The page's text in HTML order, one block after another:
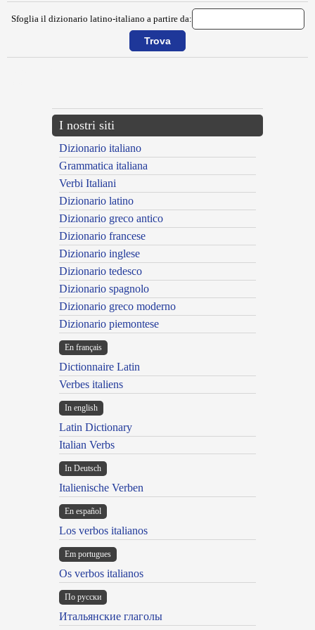
Sfoglia il dizionario latino-italiano a partire da:
I nostri siti
Dizionario italiano
Grammatica italiana
Verbi Italiani
Dizionario latino
Dizionario greco antico
Dizionario francese
Dizionario inglese
Dizionario tedesco
Dizionario spagnolo
Dizionario greco moderno
Dizionario piemontese
En français
Dictionnaire Latin
Verbes italiens
In english
Latin Dictionary
Italian Verbs
In Deutsch
Italienische Verben
En español
Los verbos italianos
Em portugues
Os verbos italianos
По русски
Итальянские глаголы